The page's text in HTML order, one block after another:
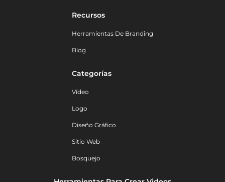
Recursos
Herramientas De Branding
Blog
Categorías
Vídeo
Logo
Diseño Gráfico
Sitio Web
Bosquejo